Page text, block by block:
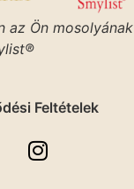
az Ön mosolyának
Feltételek